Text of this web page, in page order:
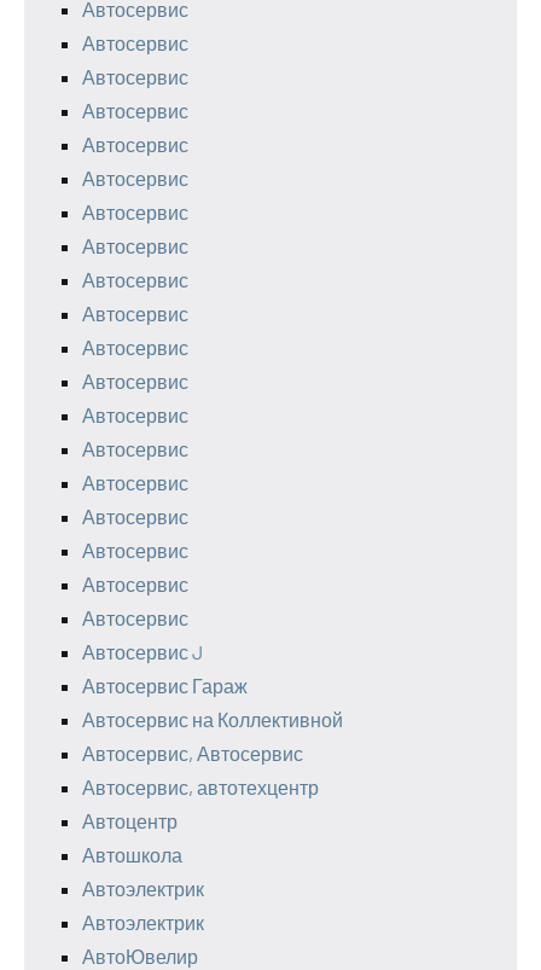
Автосервис
Автосервис
Автосервис
Автосервис
Автосервис
Автосервис
Автосервис
Автосервис
Автосервис
Автосервис
Автосервис
Автосервис
Автосервис
Автосервис
Автосервис
Автосервис
Автосервис
Автосервис
Автосервис
Автосервис J
Автосервис Гараж
Автосервис на Коллективной
Автосервис, Автосервис
Автосервис, автотехцентр
Автоцентр
Автошкола
Автоэлектрик
Автоэлектрик
АвтоЮвелир